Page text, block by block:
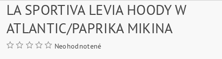
LA SPORTIVA LEVIA HOODY W
ATLANTIC/PAPRIKA MIKINA
Neohodnotené